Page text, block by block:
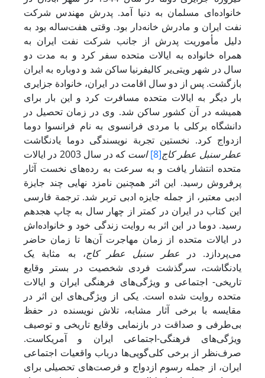
خانواده‌ای مسلمان به دنیا آمد. پدرش مهندس شرکت
نفت ایران و مادرش خانه‌دار بود. وقتی هفت‌ساله بود به
دلیل مأموریت پدرش از جانب شرکت نفت ایران به
همراه خانواده به ایالات متحده سفر کرد و به مدت دو
سال در شهر ویتی‌یر کالیفرنیا ساکن شد و دوباره به ایران
بازگشت. پس از دو سال اقامت در ایران، خانوادة جزایری
بار دیگر به ایالات متحده مسافرت کرد و این بار برای
همیشه در آن کشور ساکن شد. وی در زمان تحصیل در
دانشگاه برکلی با مردی فرانسوی به نام فرانسوا دوما
ازدواج کرد. نخستین تجربة نویسندگی دوما یادنگاشت
عطر سنبل عطر کاج[8] است
که در سال 2003 در ایالات
متحده انتشار یافت و به سرعت به رده‌های نخست آثار
پرفروش رسید. این اثر همچنین نامزد نهایی چند جایزة
ادبی معتبر، از جمله جایزه ادبی تربر شد. ترجمة فارسی
این کتاب در ایران در کمتر از چهار سال به چاپ هجدهم
رسید. دوما در این اثر به روایت زندگی خود و خانواده‌اش
در ایالات متحده از زمان مهاجرت آن‌ها تا زمان حاضر
می‌پردازد. در عطر سنبل عطر کاج، به مثابة یک
یادنگاشت، سرگذشت فردی شخصیت در بستر وقایع
تاریخی- اجتماعی و ویژگی‌های فرهنگی ایران و ایالات
متحده روایت شده است. یکی از ویژگی‌های این اثر در
مقایسه با برخی آثار مشابه، تلاش نویسنده در حفظ
بی‌طرفی و صداقت در بازنمایی وقایع تاریخی و توصیف
ویژگی‌های فرهنگی-‌اجتماعی ایران و آمریکاست.
صرف‌نظر از برخی کلی‌گویی‌ها درباب واقعیات اجتماعی
ایران، از جمله رسوم ازدواج و فرصت‌های تحصیلی برای